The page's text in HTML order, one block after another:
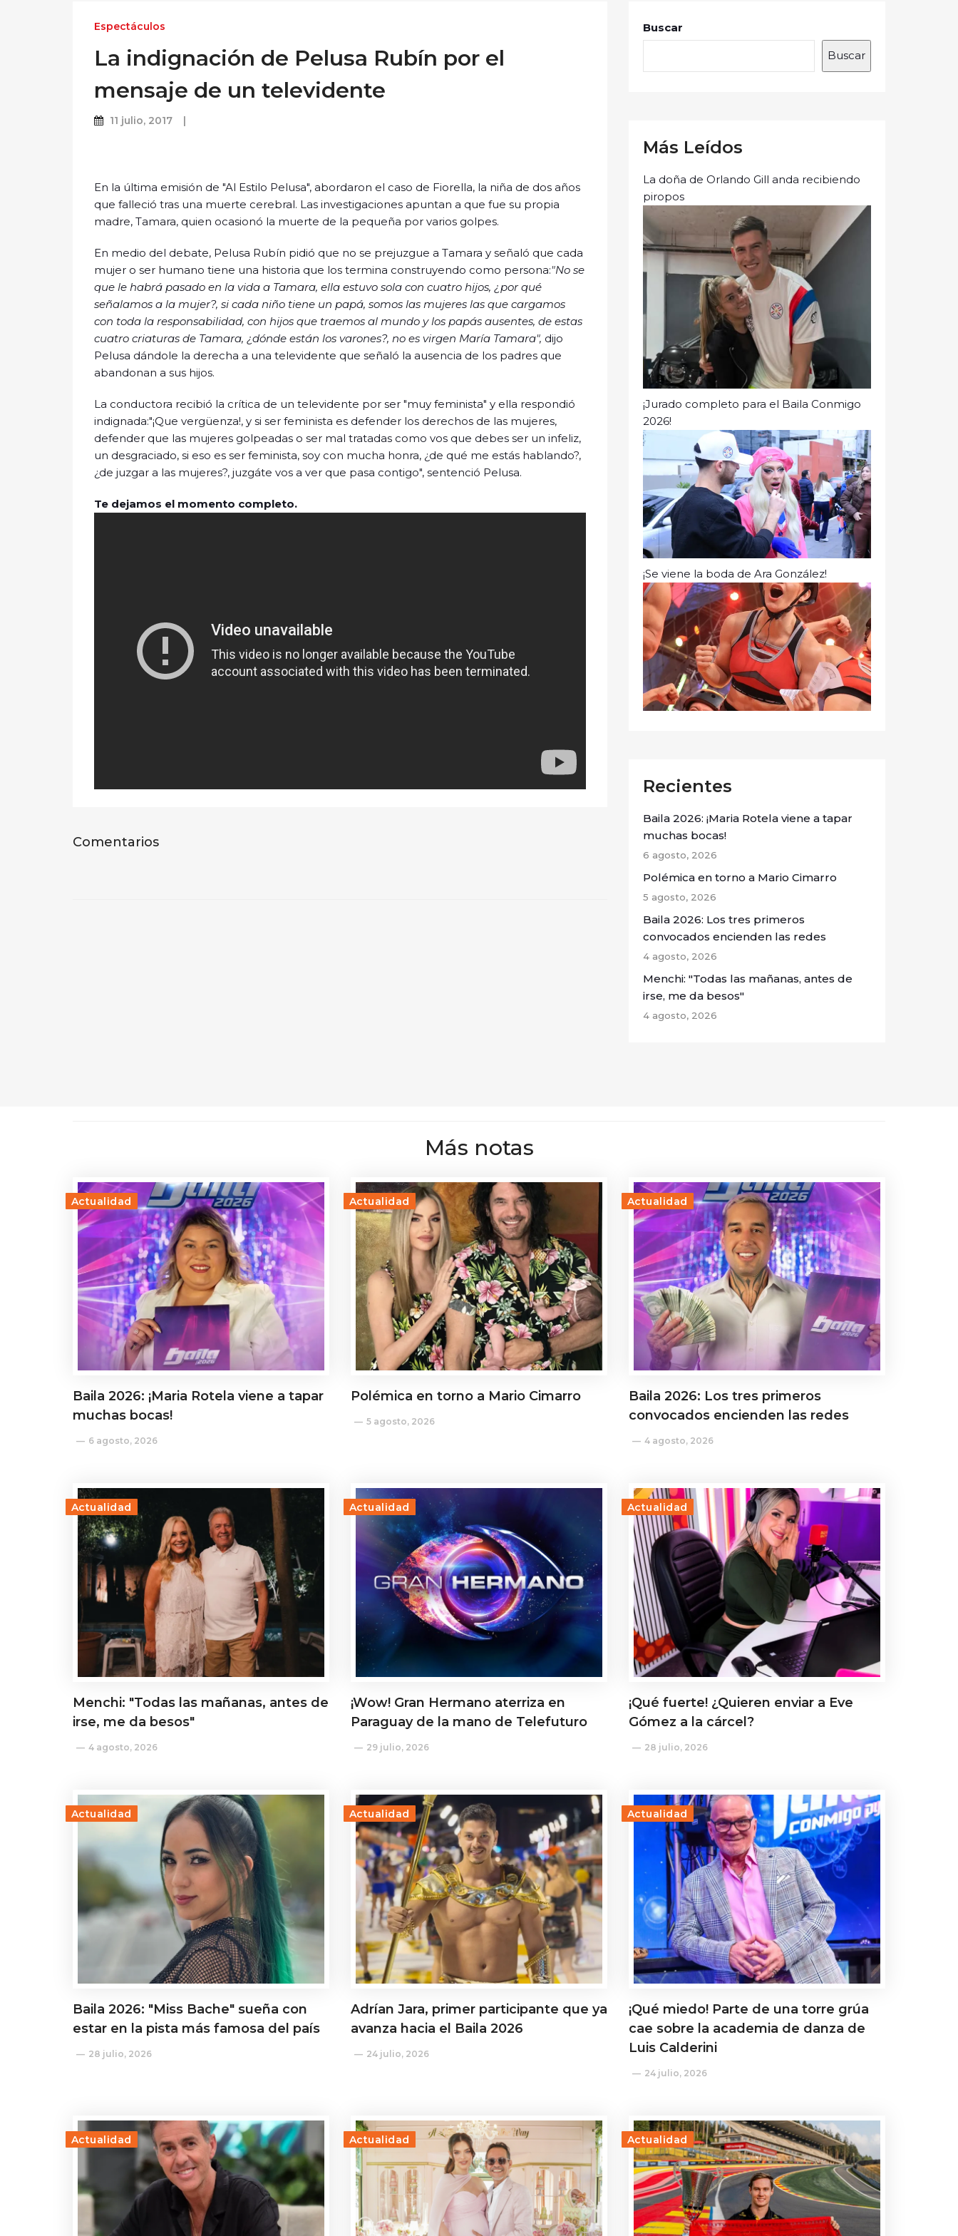
Espectáculos
La indignación de Pelusa Rubín por el
mensaje de un televidente
11 julio, 2017
En la última emisión de "Al Estilo Pelusa", abordaron el caso de Fiorella, la niña de dos años
que falleció tras una muerte cerebral. Las investigaciones apuntan a que fue su propia
madre, Tamara, quien ocasionó la muerte de la pequeña por varios golpes.
En medio del debate, Pelusa Rubín pidió que no se prejuzgue a Tamara y señaló que cada
mujer o ser humano tiene una historia que los termina construyendo como persona:"No se
que le habrá pasado en la vida a Tamara, ella estuvo sola con cuatro hijos, ¿por qué
señalamos a la mujer?, si cada niño tiene un papá, somos las mujeres las que cargamos
con toda la responsabilidad, con hijos que traemos al mundo y los papás ausentes, de estas
cuatro criaturas de Tamara, ¿dónde están los varones?, no es virgen María Tamara", dijo
Pelusa dándole la derecha a una televidente que señaló la ausencia de los padres que
abandonan a sus hijos.
La conductora recibió la crítica de un televidente por ser "muy feminista" y ella respondió
indignada:"¡Que vergüenza!, y si ser feminista es defender los derechos de las mujeres,
defender que las mujeres golpeadas o ser mal tratadas como vos que debes ser un infeliz,
un desgraciado, si eso es ser feminista, soy con mucha honra, ¿de qué me estás hablando?,
¿de juzgar a las mujeres?, juzgáte vos a ver que pasa contigo", sentenció Pelusa.
Te dejamos el momento completo.
Comentarios
Buscar
Buscar
Más Leídos
La doña de Orlando Gill anda recibiendo
piropos
¡Jurado completo para el Baila Conmigo
2026!
¡Se viene la boda de Ara González!
Recientes
Baila 2026: ¡Maria Rotela viene a tapar
muchas bocas!
6 agosto, 2026
Polémica en torno a Mario Cimarro
5 agosto, 2026
Baila 2026: Los tres primeros
convocados encienden las redes
4 agosto, 2026
Menchi: "Todas las mañanas, antes de
irse, me da besos"
4 agosto, 2026
Más notas
Actualidad
Baila 2026: ¡Maria Rotela viene a tapar
muchas bocas!
6 agosto, 2026
Actualidad
Polémica en torno a Mario Cimarro
5 agosto, 2026
Actualidad
Baila 2026: Los tres primeros
convocados encienden las redes
4 agosto, 2026
Actualidad
Menchi: "Todas las mañanas, antes de
irse, me da besos"
4 agosto, 2026
Actualidad
¡Wow! Gran Hermano aterriza en
Paraguay de la mano de Telefuturo
29 julio, 2026
Actualidad
¡Qué fuerte! ¿Quieren enviar a Eve
Gómez a la cárcel?
28 julio, 2026
Actualidad
Baila 2026: "Miss Bache" sueña con
estar en la pista más famosa del país
28 julio, 2026
Actualidad
Adrían Jara, primer participante que ya
avanza hacia el Baila 2026
24 julio, 2026
Actualidad
¡Qué miedo! Parte de una torre grúa
cae sobre la academia de danza de
Luis Calderini
24 julio, 2026
Actualidad Actualidad Actualidad